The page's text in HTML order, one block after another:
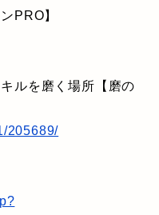
PRO】
ルを磨く場所【磨の
205689/